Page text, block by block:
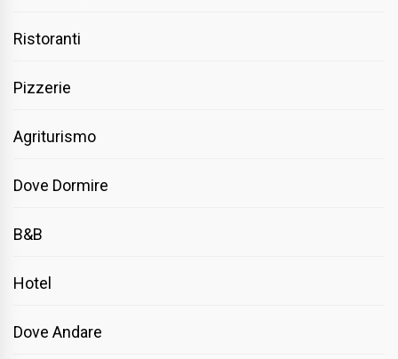
Ristoranti
Pizzerie
Agriturismo
Dove Dormire
B&B
Hotel
Dove Andare